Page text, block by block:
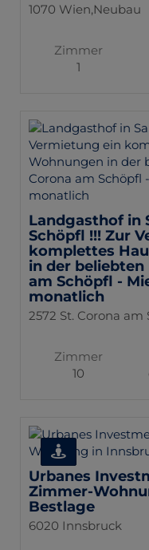
1070 Wien,Neubau
Zimmer
1
Landgasthof in
Schöpfl !!! Zur
komplettes
in der beliebten
am Schöpfl -
monatlich
2572 St. Corona am
Zimmer
10
Urbanes
Zimmer-
Bestlage
6020 Innsbruck